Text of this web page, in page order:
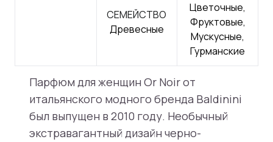
СЕМЕЙСТВО
Древесные
Цветочные,
Фруктовые,
Мускусные,
Гурманские
Парфюм для женщин Or Noir от
итальянского модного бренда Baldinini
был выпущен в 2010 году. Необычный
экстравагантный дизайн черно-